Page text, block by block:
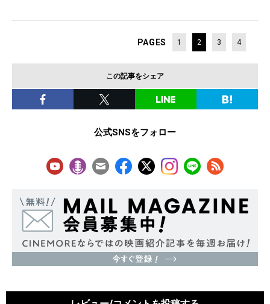
PAGES 1 2 3 4
この記事をシェア
公式SNSをフォロー